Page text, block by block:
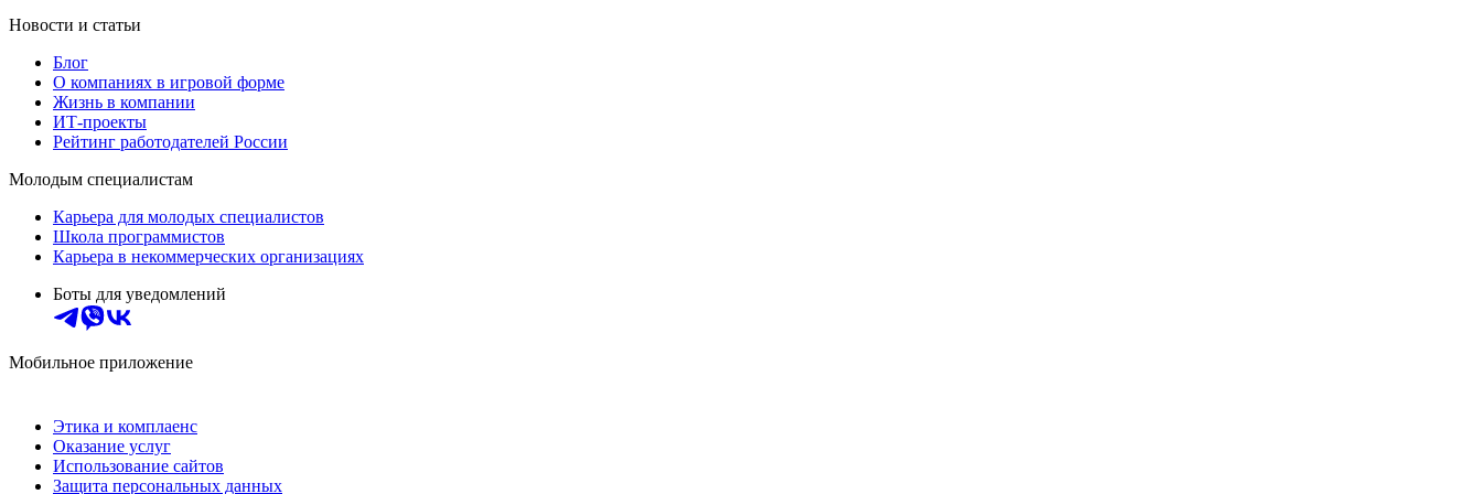
Новости и статьи
Блог
О компаниях в игровой форме
Жизнь в компании
ИТ-проекты
Рейтинг работодателей России
Молодым специалистам
Карьера для молодых специалистов
Школа программистов
Карьера в некоммерческих организациях
Боты для уведомлений
Мобильное приложение
Этика и комплаенс
Оказание услуг
Использование сайтов
Защита персональных данных